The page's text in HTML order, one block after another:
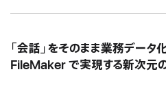
「会話」をそのまま業務デー
FileMaker で実現する新次元